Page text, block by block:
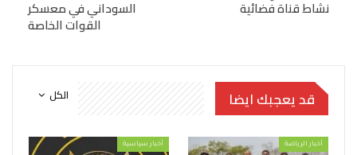
نشاط قناة فضائية السوداني في معسكر
القوات الخاصة
الكل قد يعجبك ايضا
أخبار الرياضة أخبار سياسية